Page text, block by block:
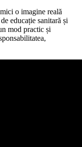
o imagine reală
educație sanitară și
mod practic și